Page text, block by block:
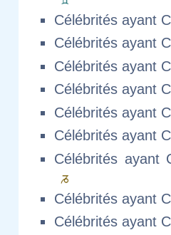
Célébrités ayant
Célébrités ayant
Célébrités ayant
Célébrités ayant
Célébrités ayant
Célébrités ayant
Célébrités
Célébrités ayant
Célébrités ayant